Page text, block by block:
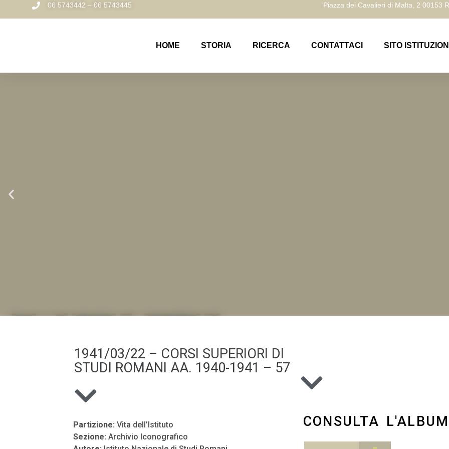
06 5743442 – 06 5743445 Piazza dei Cavalieri di Malta, 2 00153
HOME STORIA RICERCA CONTATTACI SITO
.LA "VITA DELL'ISTITUTO" ATTRAVERSO LE IMMAGINI
1941/03/22 – CORSI SUPERIORI DI
STUDI ROMANI AA. 1940-1941 – 57
Partizione: Vita dell’Istituto
Sezione: Archivio Iconografico
CONSULTA L'ALBUM